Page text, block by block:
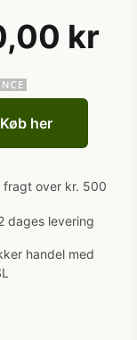
kr
Køb her
fragt over kr. 500
dages levering
handel med